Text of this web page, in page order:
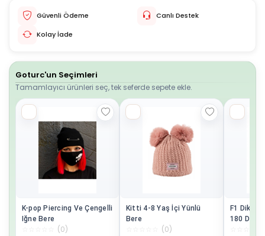
Güvenli Ödeme
Canlı Destek
Kolay İade
Goturc'un Seçimleri
Tamamlayıcı ürünleri seç, tek seferde sepete ekle.
K-pop Piercing Ve Çengelli
Iğne Bere
(0)
Kitti 4-8 Yaş İçi Yünlü
Bere
(0)
F1 Dikey
180